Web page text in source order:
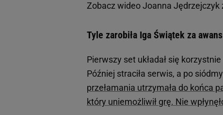
Zobacz wideoJoanna Jędrzejczyk
Tyle zarobiła Iga Świątek za
Pierwszy set układał się
Później straciła serwis, a po
przełamania utrzymała do końca
który uniemożliwił grę. Nie